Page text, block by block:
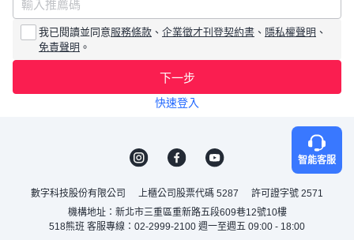
我已閱讀並同意服務條款 、 企業徵才刊登契約書 、 隱私權聲明 、
免責聲明 。
下一步
快速登入
智能客服
數字科技股份有限公司 上櫃公司股票代碼 5287
許可證字號 2571
機構地址：新北市三重區重新路五段609巷12號10樓
518熊班 客服專線：02-2999-2100 週一至週五 09:00 - 18:00